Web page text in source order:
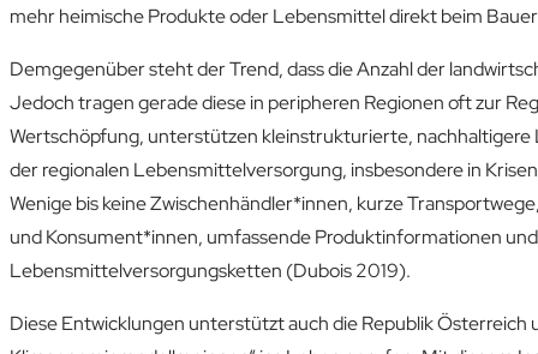
mehr heimische Produkte oder Lebensmittel direkt beim
Demgegenüber steht der Trend, dass die Anzahl der
Jedoch tragen gerade diese in peripheren Regionen oft zur
Wertschöpfung, unterstützen kleinstrukturierte, nachhaltigere
der regionalen Lebensmittelversorgung, insbesondere in
Wenige bis keine Zwischenhändler*innen, kurze
und Konsument*innen, umfassende Produktinformationen
Lebensmittelversorgungsketten (Dubois 2019).
Diese Entwicklungen unterstützt auch die Republik Österreich